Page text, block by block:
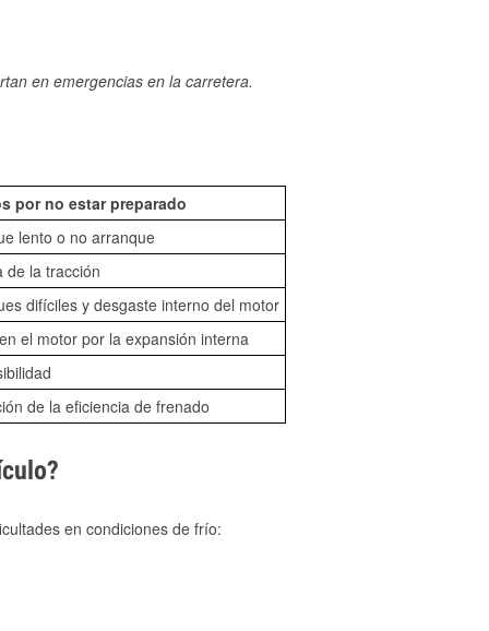
en emergencias en la carretera.
por no estar preparado
lento o no arranque
de la tracción
difíciles y desgaste interno del motor
el motor por la expansión interna
de la eficiencia de frenado
en condiciones de frío: